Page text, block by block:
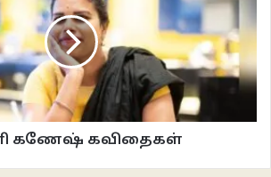
சித்திரம்
விடுவித்துவிட்டது
வெளியே சஞ்சரிக்கும்
தாண்டவத்தில் யாவும் மாயம் என்றாகிறது.
கணேஷ் கவிதைகள்